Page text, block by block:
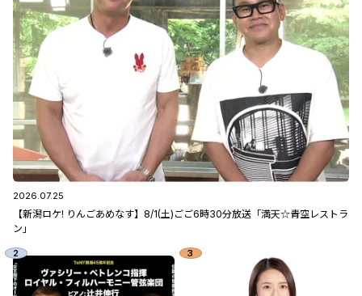
2026.07.25
【新潟ロケ! りんごあめなす】8/1(土)ごご6時30分放送「満天☆青空レストラ
ン」